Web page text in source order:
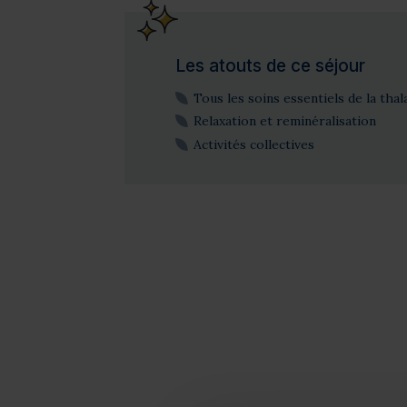
Les atouts de ce séjour
Tous les soins essentiels de la
Relaxation et reminéralisation
Activités collectives